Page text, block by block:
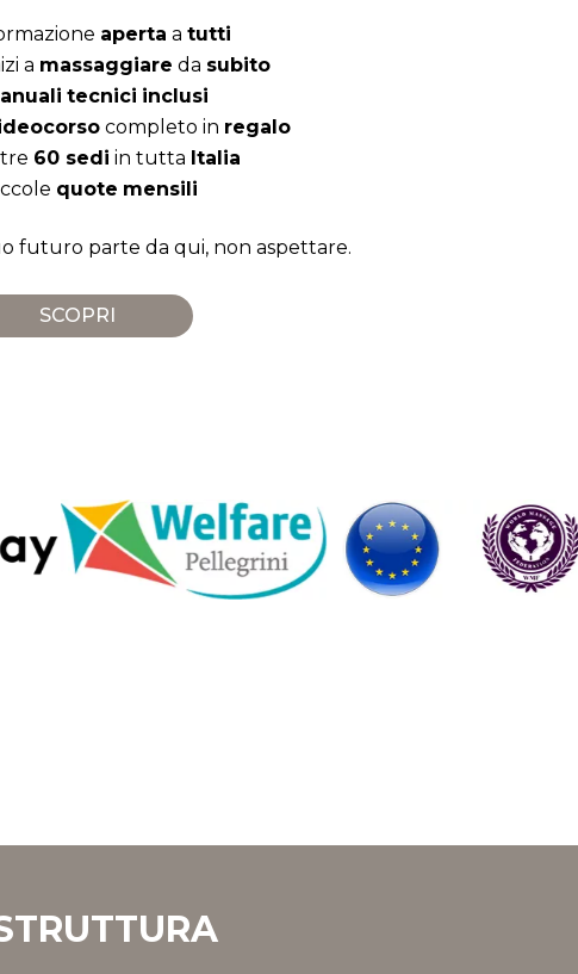
aperta a tutti
a massaggiare da subito
tecnici inclusi
completo in regalo
60 sedi in tutta Italia
quote mensili
futuro parte da qui, non aspettare.
SCOPRI